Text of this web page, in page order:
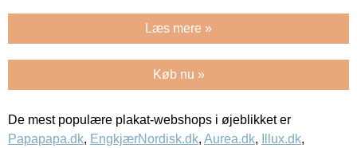
Læs mere »
Køb nu »
De mest populære plakat-webshops i øjeblikket er
Papapapa.dk, EngkjærNordisk.dk, Aurea.dk, Illux.dk,